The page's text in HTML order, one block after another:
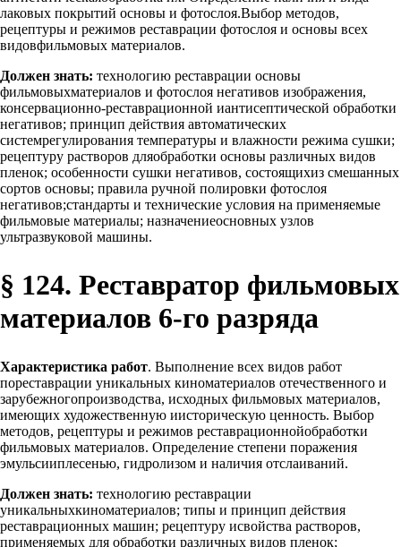
лаковых покрытий основы и фотослоя.Выбор методов,
рецептуры и режимов реставрации фотослоя и основы всех
видовфильмовых материалов.
Должен знать: технологию реставрации основы
фильмовыхматериалов и фотослоя негативов изображения,
консервационно-реставрационной иантисептической обработки
негативов; принцип действия автоматических
системрегулирования температуры и влажности режима сушки;
рецептуру растворов дляобработки основы различных видов
пленок; особенности сушки негативов, состоящихиз смешанных
сортов основы; правила ручной полировки фотослоя
негативов;стандарты и технические условия на применяемые
фильмовые материалы; назначениеосновных узлов
ультразвуковой машины.
§ 124. Реставратор фильмовых
материалов 6-го разряда
Характеристика работ. Выполнение всех видов работ
пореставрации уникальных киноматериалов отечественного и
зарубежногопроизводства, исходных фильмовых материалов,
имеющих художественную иисторическую ценность. Выбор
методов, рецептуры и режимов реставрационнойобработки
фильмовых материалов. Определение степени поражения
эмульсииплесенью, гидролизом и наличия отслаиваний.
Должен знать: технологию реставрации
уникальныхкиноматериалов; типы и принцип действия
реставрационных машин; рецептуру исвойства растворов,
применяемых для обработки различных видов пленок;